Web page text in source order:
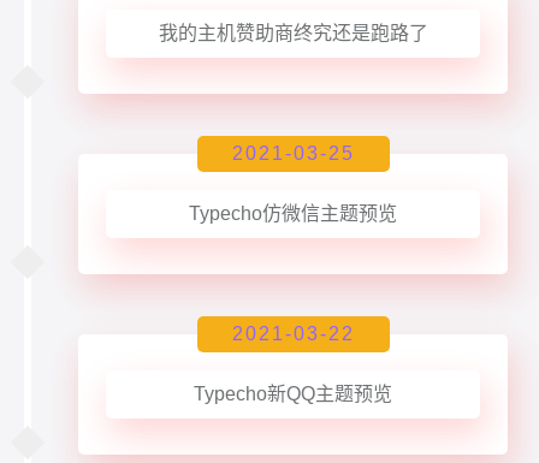
我的主机赞助商终究还是跑路了
2021-03-25
Typecho仿微信主题预览
2021-03-22
Typecho新QQ主题预览